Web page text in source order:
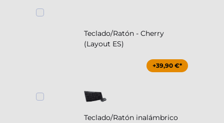
Teclado/Ratón - Cherry
(Layout ES)
+39,90 €*
Teclado/Ratón inalámbrico